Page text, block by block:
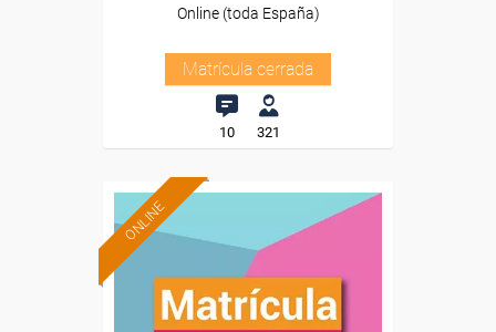
Online (toda España)
Matrícula cerrada
10 321
ONLINE